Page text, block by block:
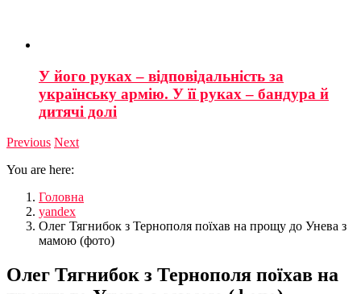
У його руках – відповідальність за
українську армію. У її руках – бандура й
дитячі долі
Previous Next
You are here:
Головна
yandex
Олег Тягнибок з Тернополя поїхав на прощу до Унева з
мамою (фото)
Олег Тягнибок з Тернополя поїхав на